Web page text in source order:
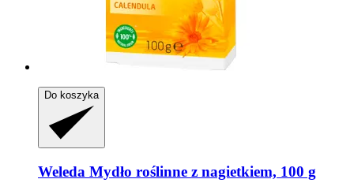
Do koszyka
Weleda Mydło roślinne z nagietkiem, 100 g